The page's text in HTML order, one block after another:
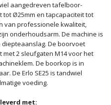
aangedreven tafelboor-
Ø25mm en tapcapaciteit tot
van professionele kwaliteit,
onderhoudsarm. De machine is
De boorvoet
met 2 sleufgaten M14 voor het
De boorkop is in
De Erlo SE25 is tandwiel
voeding.
met: